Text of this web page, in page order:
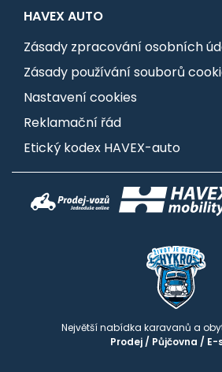
HAVEX AUTO
Zásady zpracování osobních
Zásady používání souborů
Nastavení cookies
Reklamační řád
Etický kodex HAVEX-auto
Největší nabídka karavanů a
Prodej/ Půjčovna / E-